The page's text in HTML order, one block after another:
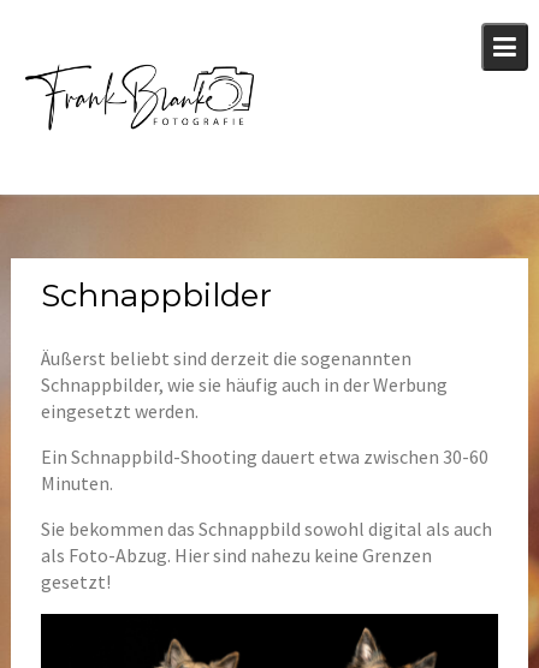
content
Schnappbilder
Äußerst beliebt sind derzeit die sogenannten
Schnappbilder, wie sie häufig auch in der Werbung
eingesetzt werden.
Ein Schnappbild-Shooting dauert etwa zwischen 30-60
Minuten.
Sie bekommen das Schnappbild sowohl digital als auch
als Foto-Abzug. Hier sind nahezu keine Grenzen
gesetzt!